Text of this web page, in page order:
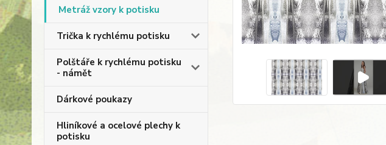
Metráž vzory k potisku
Trička k rychlému potisku
Polštáře k rychlému potisku
- námět
Dárkové poukazy
Hliníkové a ocelové plechy k
potisku